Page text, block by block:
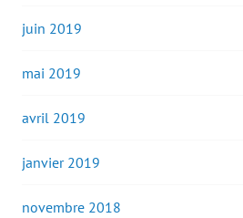
juin 2019
mai 2019
avril 2019
janvier 2019
novembre 2018